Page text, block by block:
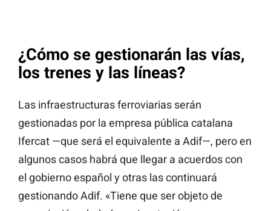
¿Cómo se gestionarán las vías,
los trenes y las líneas?
Las infraestructuras ferroviarias serán
gestionadas por la empresa pública catalana
Ifercat —que será el equivalente a Adif—, pero en
algunos casos habrá que llegar a acuerdos con
el gobierno español y otras las continuará
gestionando Adif. «Tiene que ser objeto de